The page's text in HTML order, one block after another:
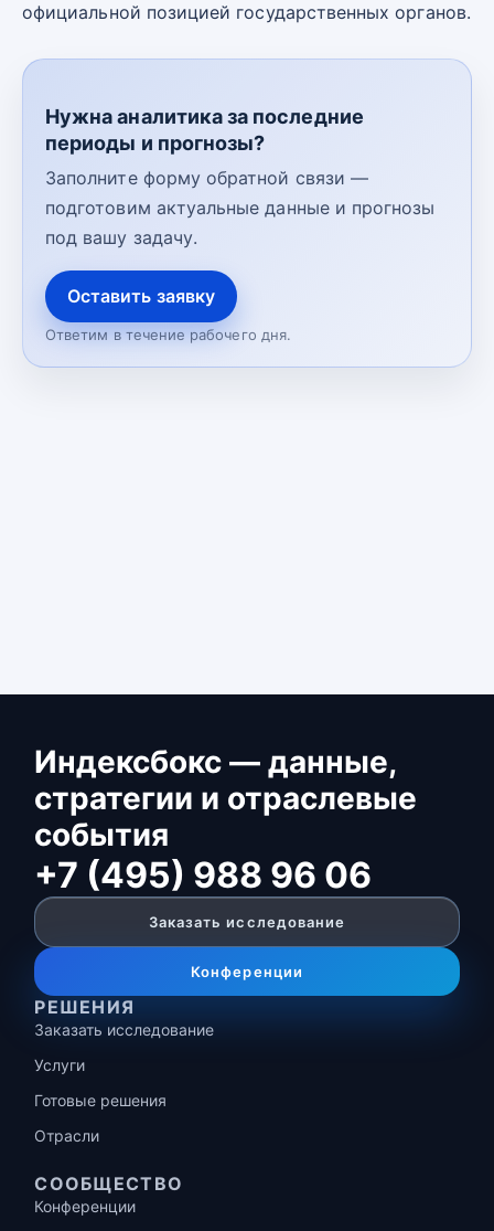
официальной позицией государственных органов.
Нужна аналитика за последние
периоды и прогнозы?
Заполните форму обратной связи —
подготовим актуальные данные и прогнозы
под вашу задачу.
Оставить заявку
Ответим в течение рабочего дня.
Индексбокс — данные,
стратегии и отраслевые
события
+7 (495) 988 96 06
Заказать исследование
Конференции
РЕШЕНИЯ
Заказать исследование
Услуги
Готовые решения
Отрасли
СООБЩЕСТВО
Конференции